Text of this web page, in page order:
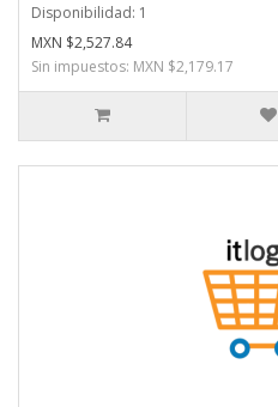
Disponibilidad: 1
MXN $2,527.84
Sin impuestos: MXN $2,179.17